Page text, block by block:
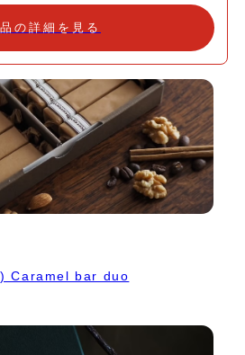
上がりました。 時間とともにする変化
お愉しみください。 深煎りのコーヒー
届けいたします。
の詳細を見る
Caramel bar duo